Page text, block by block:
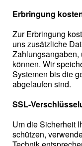
Erbringung
Zur Erbringung
uns zusätzliche
Zahlungsangaben,
können. Wir
Systemen bis die
abgelaufen sind.
SSL-
Um die Sicherheit
schützen,